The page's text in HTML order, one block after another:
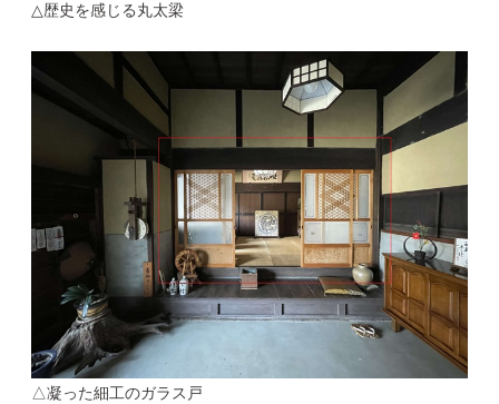
△歴史を感じる丸太梁
△凝った細工のガラス戸